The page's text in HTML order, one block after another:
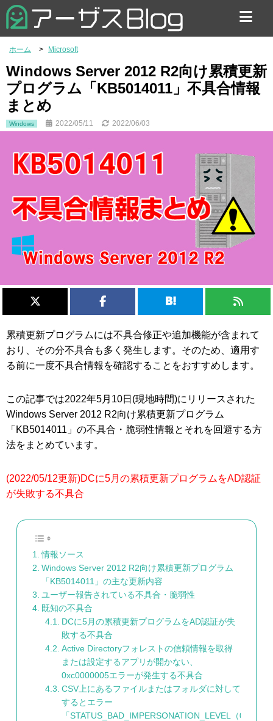
お問い合わせ
ホーム Microsoft
Windows Server 2012 R2向け累積更新
プログラム「KB5014011」不具合情報
まとめ
Windows 2022/05/11 2022/06/03
累積更新プログラムには不具合修正や追加機能が含まれて
おり、その分不具合も多く発生します。そのため、適用す
る前に一度不具合情報を確認することをおすすめします。
この記事では2022年5月10日(現地時間)にリリースされた
Windows Server 2012 R2向け累積更新プログラム
「KB5014011」の不具合・脆弱性情報とそれを回避する方
法をまとめています。
(2022/05/12更新)DCに5月の累積更新プログラムをAD認証
が失敗する不具合
情報ソース
Windows Server 2012 R2向け累積更新プログラム
「KB5014011」の主な更新内容
ユーザー報告されている不具合・脆弱性
既知の不具合
DCに5月の累積更新プログラムをAD認証が失
敗する不具合
Active Directoryフォレストの信頼情報を取得
または設定するアプリが開かない、
0xc0000005エラーが発生する不具合
CSV上にあるファイルまたはフォルダに対して名前変
するとエラー
「STATUS_BAD_IMPERSONATION_LEVEL（